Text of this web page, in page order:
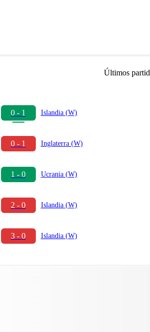
Últimos
0 - 1 Islandia (W)
0 - 1 Inglaterra (W)
1 - 0 Ucrania (W)
2 - 0 Islandia (W)
3 - 0 Islandia (W)